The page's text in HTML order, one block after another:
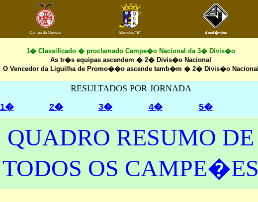
Campo de Ourique Barcelos "B" Acad�mica
1� Classificado � proclamado Campe�o Nacional da 3� Divis�o
As tr�s equipas ascendem � 2� Divis�o Nacional
O Vencedor da Liguilha de Promo��o ascende tamb�m � 2� Divis�o Nacional
RESULTADOS POR JORNADA
1�
2� 3� 4� 5�
QUADRO RESUMO DE
TODOS OS CAMPE�ES